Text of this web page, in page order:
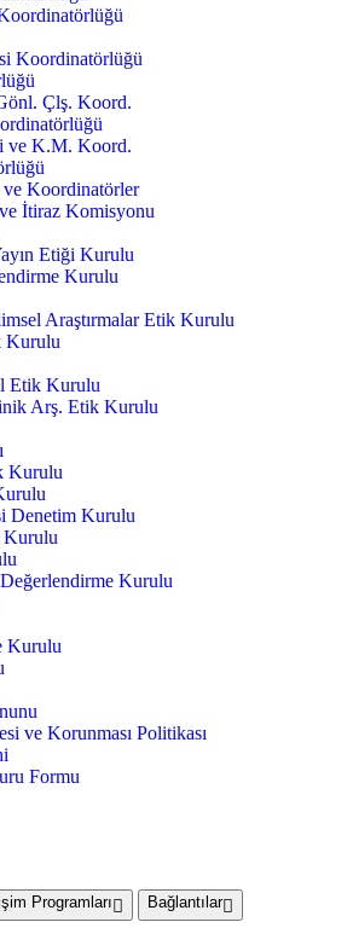
Koordinatörlüğü
Çlş. Koord.
ve K.M. Koord.
Koordinatörler
İtiraz Komisyonu
Etiği Kurulu
Kurulu
Araştırmalar Etik Kurulu
Kurulu
Etik Kurulu
Arş. Etik Kurulu
Kurulu
Denetim Kurulu
Kurulu
Kurulu
ve Korunması Politikası
Formu
Programları
Bağlantılar